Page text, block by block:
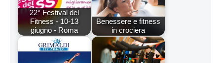
22° Festival del
Fitness - 10-13
giugno - Roma
Benessere e fitness
in crociera